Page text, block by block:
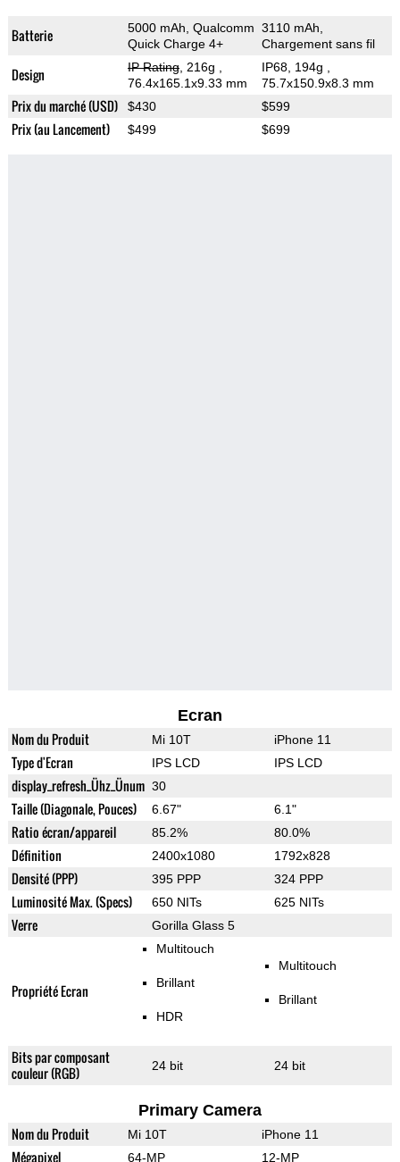
Batterie
5000 mAh, Qualcomm
Quick Charge 4+
3110 mAh,
Chargement sans fil
Design IP Rating, 216g
76.4x165.1x9.33 mm
IP68, 194g
75.7x150.9x8.3 mm
Prix du marché (USD) $430 $599
Prix (au Lancement) $499 $699
Ecran
Nom du Produit Mi 10T iPhone 11
Type d'Ecran IPS LCD IPS LCD
display_refresh_Ühz_Ünum 30
Taille (Diagonale, Pouces) 6.67" 6.1"
Ratio écran/appareil 85.2% 80.0%
Définition 2400x1080 1792x828
Densité (PPP) 395 PPP 324 PPP
Luminosité Max. (Specs) 650 NITs 625 NITs
Verre Gorilla Glass 5
Propriété Ecran
Multitouch
Brillant
HDR
Multitouch
Brillant
Bits par composant
couleur (RGB)
24 bit 24 bit
Primary Camera
Nom du Produit Mi 10T iPhone 11
Mégapixel 64-MP 12-MP